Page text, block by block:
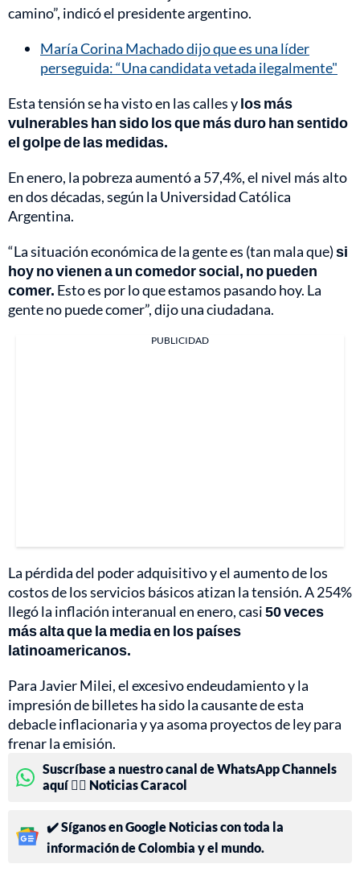
camino”, indicó el presidente argentino.
María Corina Machado dijo que es una líder
perseguida: “Una candidata vetada ilegalmente"
Esta tensión se ha visto en las calles ylos más
vulnerables han sido los que más duro han sentido
el golpe de las medidas.
En enero, la pobreza aumentó a 57,4%, el nivel más alto
en dos décadas, según la Universidad Católica
Argentina.
“La situación económica de la gente es (tan mala que)si
hoy no vienen a un comedor social, no pueden
comer. Esto es por lo que estamos pasando hoy. La
gente no puede comer”, dijo una ciudadana.
PUBLICIDAD
La pérdida del poder adquisitivo y el aumento de los
costos de los servicios básicos atizan la tensión. A 254%
llegó la inflación interanual en enero, casi50 veces
más alta que la media en los países
latinoamericanos.
Para Javier Milei, el excesivo endeudamiento y la
impresión de billetes ha sido la causante de esta
debacle inflacionaria y ya asoma proyectos de ley para
frenar la emisión.
Suscríbase a nuestro canal de WhatsApp Channels
aquí 👉🏻 Noticias Caracol
✔️ Síganos en Google Noticias con toda la
información de Colombia y el mundo.